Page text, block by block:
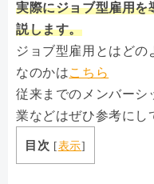
実際にジョブ型雇用を
説します。
ジョブ型雇用とはど
なのかはこちら
従来までのメンバーシ
業などはぜひ参考にし
目次 [表示]